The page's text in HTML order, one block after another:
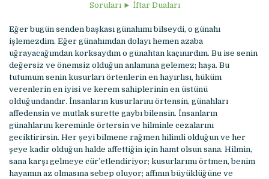
Soruları ► İftar Duaları
Eğer bugün senden başkası günahımı bilseydi, o günahı
işlemezdim. Eğer günahımdan dolayı hemen azaba
uğrayacağımdan korksaydım o günahtan kaçınırdım. Bu ise senin
değersiz ve önemsiz olduğun anlamına gelemez; haşa. Bu
tutumum senin kusurları örtenlerin en hayırlısı, hüküm
verenlerin en iyisi ve kerem sahiplerinin en üstünü
olduğundandır. İnsanların kusurlarını örtensin, günahları
affedensin ve mutlak surette gaybı bilensin. İnsanların
günahlarını kereminle örtersin ve hilminle cezalarını
geciktirirsin. Her şeyi bilmene rağmen hilimli olduğun ve her
şeye kadir olduğun halde affettiğin için hamt olsun sana. Hilmin,
sana karşı gelmeye cür’etlendiriyor; kusurlarımı örtmen, benim
hayamın az olmasına sebep oluyor; affının büyüklüğüne ve